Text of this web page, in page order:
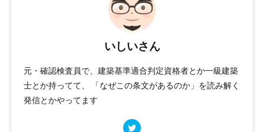
いしいさん
元・確認検査員で、建築基準適合判定資格者とか一級建築
士とか持ってて、 「なぜこの条文があるのか」を読み解く
発信とかやってます